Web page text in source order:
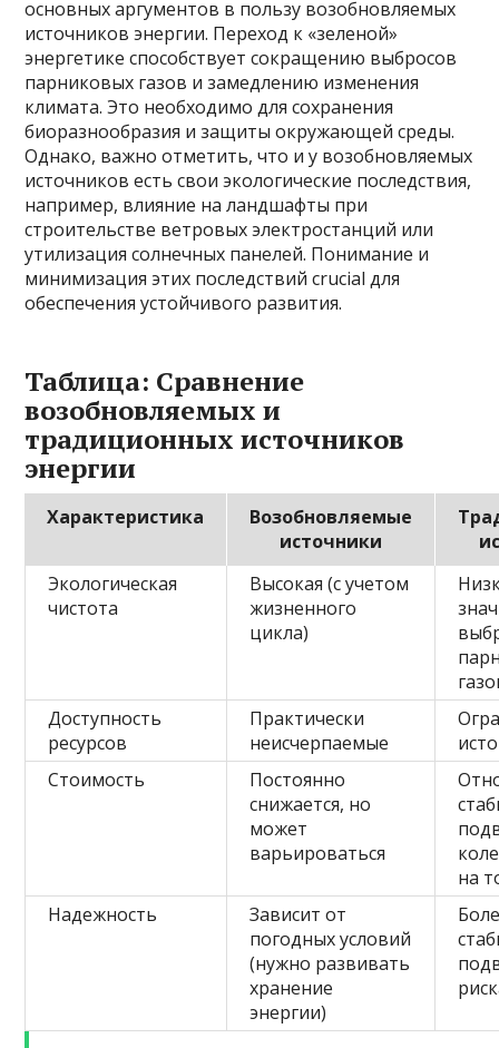
основных аргументов в пользу возобновляемых
источников энергии. Переход к «зеленой»
энергетике способствует сокращению выбросов
парниковых газов и замедлению изменения
климата. Это необходимо для сохранения
биоразнообразия и защиты окружающей среды.
Однако, важно отметить, что и у возобновляемых
источников есть свои экологические последствия,
например, влияние на ландшафты при
строительстве ветровых электростанций или
утилизация солнечных панелей. Понимание и
минимизация этих последствий crucial для
обеспечения устойчивого развития.
Таблица: Сравнение
возобновляемых и
традиционных источников
энергии
Характеристика
Возобновляемые
источники
Экологическая
чистота
Высокая (с учетом
жизненного
цикла)
Доступность
ресурсов
Практически
неисчерпаемые
Стоимость
Постоянно
снижается, но
может
варьироваться
на
Надежность
Зависит от
погодных условий
(нужно развивать
хранение
энергии)